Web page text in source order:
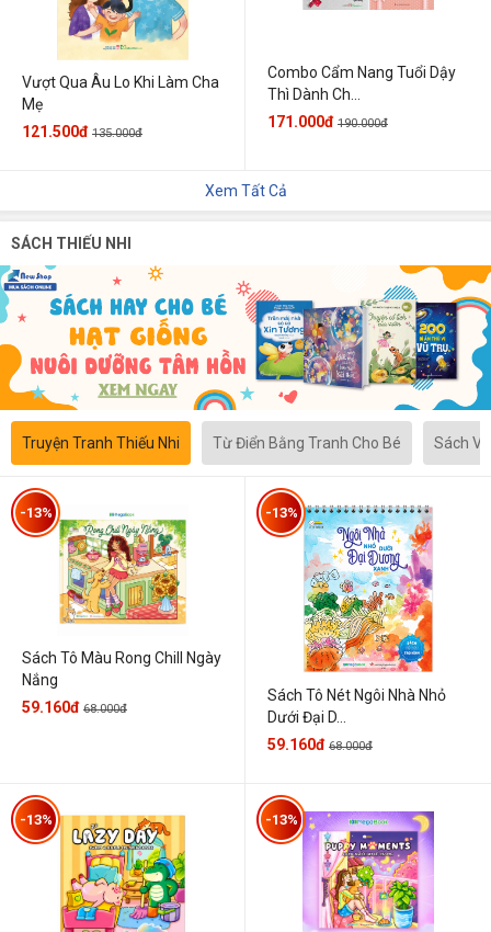
Vượt Qua Âu Lo Khi Làm Cha
Mẹ
121.500đ 135.000đ
Combo Cẩm Nang Tuổi Dậy
Thì Dành Ch...
171.000đ 190.000đ
Xem Tất Cả
SÁCH THIẾU NHI
Truyện Tranh Thiếu Nhi Từ Điển Bằng Tranh Cho Bé Sách
Sách Tô Màu Rong Chill Ngày
Nắng
-13%
59.160đ 68.000đ
Sách Tô Nét Ngôi Nhà Nhỏ
Dưới Đại D...
-13%
59.160đ 68.000đ
-13% -13%